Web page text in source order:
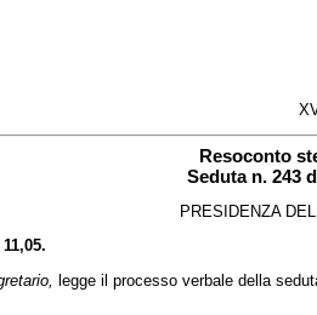
Resoconto
Seduta n. 243
PRESIDENZA
legge il processo verbale della